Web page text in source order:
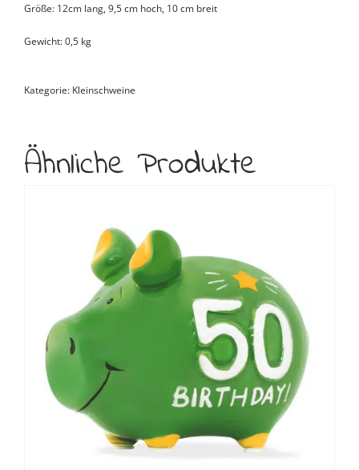
Größe: 12cm lang, 9,5 cm hoch, 10 cm breit
Gewicht: 0,5 kg
Kategorie: Kleinschweine
Ähnliche Produkte